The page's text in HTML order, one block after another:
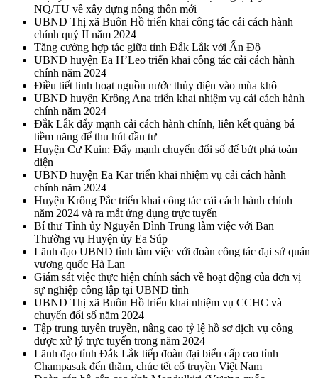
NQ/TU về xây dựng nông thôn mới
UBND Thị xã Buôn Hồ triển khai công tác cải cách hành
chính quý II năm 2024
Tăng cường hợp tác giữa tỉnh Đắk Lắk với Ấn Độ
UBND huyện Ea H’Leo triển khai công tác cải cách hành
chính năm 2024
Điều tiết linh hoạt nguồn nước thủy điện vào mùa khô
UBND huyện Krông Ana triển khai nhiệm vụ cải cách hành
chính năm 2024
Đắk Lắk đẩy mạnh cải cách hành chính, liên kết quảng bá
tiềm năng để thu hút đầu tư
Huyện Cư Kuin: Đẩy mạnh chuyển đổi số để bứt phá toàn
diện
UBND huyện Ea Kar triển khai nhiệm vụ cải cách hành
chính năm 2024
Huyện Krông Pắc triển khai công tác cải cách hành chính
năm 2024 và ra mắt ứng dụng trực tuyến
Bí thư Tỉnh ủy Nguyễn Đình Trung làm việc với Ban
Thường vụ Huyện ủy Ea Súp
Lãnh đạo UBND tỉnh làm việc với đoàn công tác đại sứ quán
vương quốc Hà Lan
Giám sát việc thực hiện chính sách về hoạt động của đơn vị
sự nghiệp công lập tại UBND tỉnh
UBND Thị xã Buôn Hồ triển khai nhiệm vụ CCHC và
chuyển đổi số năm 2024
Tập trung tuyên truyền, nâng cao tỷ lệ hồ sơ dịch vụ công
được xử lý trực tuyến trong năm 2024
Lãnh đạo tỉnh Đắk Lắk tiếp đoàn đại biểu cấp cao tỉnh
Champasak đến thăm, chúc tết cổ truyền Việt Nam